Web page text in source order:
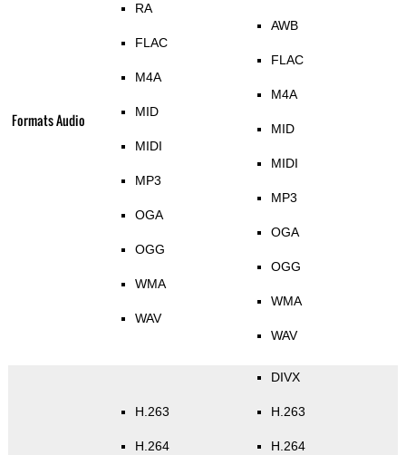
Formats Audio
RA
FLAC
M4A
MID
MIDI
MP3
OGA
OGG
WMA
WAV
AWB
FLAC
M4A
MID
MIDI
MP3
OGA
OGG
WMA
WAV
H.263
H.264
DIVX
H.263
H.264